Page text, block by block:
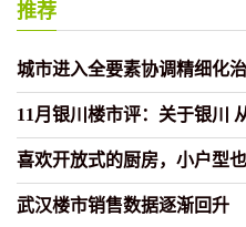
推荐
城市进入全要素协调精细化
11月银川楼市评：关于银川
喜欢开放式的厨房，小户型
武汉楼市销售数据逐渐回升